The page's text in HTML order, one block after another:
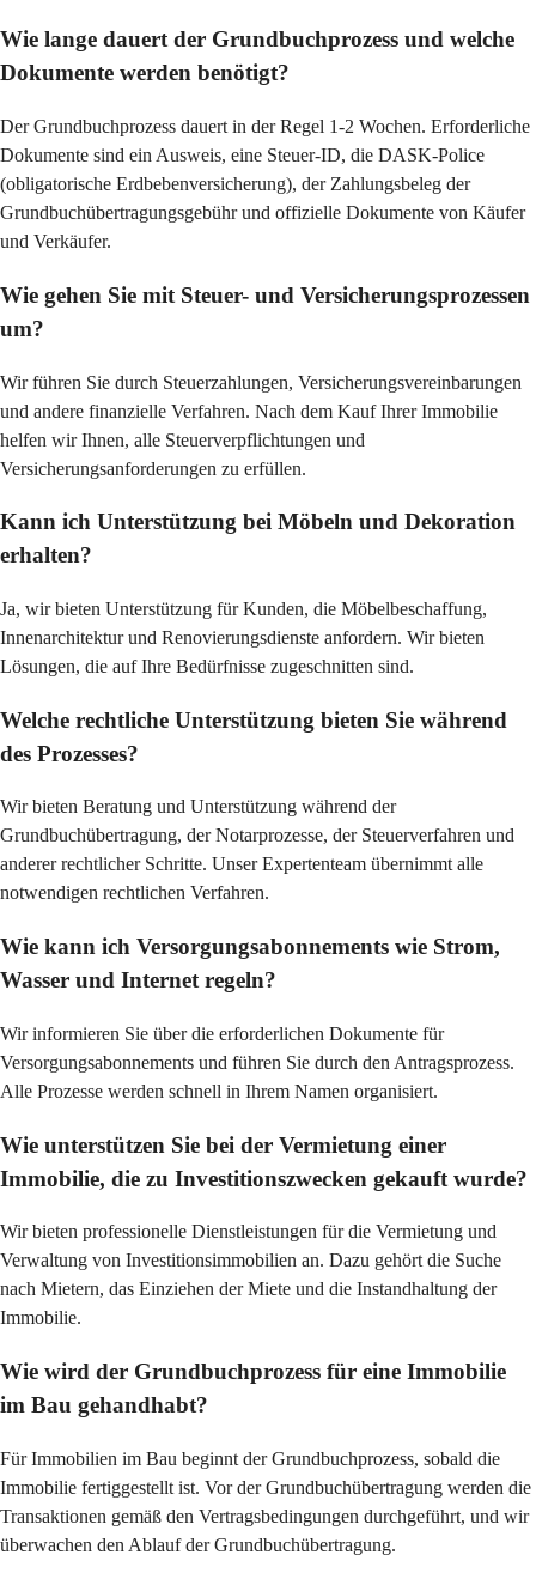
Wie lange dauert der Grundbuchprozess und welche
Dokumente werden benötigt?
Der Grundbuchprozess dauert in der Regel 1-2 Wochen. Erforderliche
Dokumente sind ein Ausweis, eine Steuer-ID, die DASK-Police
(obligatorische Erdbebenversicherung), der Zahlungsbeleg der
Grundbuchübertragungsgebühr und offizielle Dokumente von Käufer
und Verkäufer.
Wie gehen Sie mit Steuer- und Versicherungsprozessen
um?
Wir führen Sie durch Steuerzahlungen, Versicherungsvereinbarungen
und andere finanzielle Verfahren. Nach dem Kauf Ihrer Immobilie
helfen wir Ihnen, alle Steuerverpflichtungen und
Versicherungsanforderungen zu erfüllen.
Kann ich Unterstützung bei Möbeln und Dekoration
erhalten?
Ja, wir bieten Unterstützung für Kunden, die Möbelbeschaffung,
Innenarchitektur und Renovierungsdienste anfordern. Wir bieten
Lösungen, die auf Ihre Bedürfnisse zugeschnitten sind.
Welche rechtliche Unterstützung bieten Sie während
des Prozesses?
Wir bieten Beratung und Unterstützung während der
Grundbuchübertragung, der Notarprozesse, der Steuerverfahren und
anderer rechtlicher Schritte. Unser Expertenteam übernimmt alle
notwendigen rechtlichen Verfahren.
Wie kann ich Versorgungsabonnements wie Strom,
Wasser und Internet regeln?
Wir informieren Sie über die erforderlichen Dokumente für
Versorgungsabonnements und führen Sie durch den Antragsprozess.
Alle Prozesse werden schnell in Ihrem Namen organisiert.
Wie unterstützen Sie bei der Vermietung einer
Immobilie, die zu Investitionszwecken gekauft wurde?
Wir bieten professionelle Dienstleistungen für die Vermietung und
Verwaltung von Investitionsimmobilien an. Dazu gehört die Suche
nach Mietern, das Einziehen der Miete und die Instandhaltung der
Immobilie.
Wie wird der Grundbuchprozess für eine Immobilie
im Bau gehandhabt?
Für Immobilien im Bau beginnt der Grundbuchprozess, sobald die
Immobilie fertiggestellt ist. Vor der Grundbuchübertragung werden die
Transaktionen gemäß den Vertragsbedingungen durchgeführt, und wir
überwachen den Ablauf der Grundbuchübertragung.